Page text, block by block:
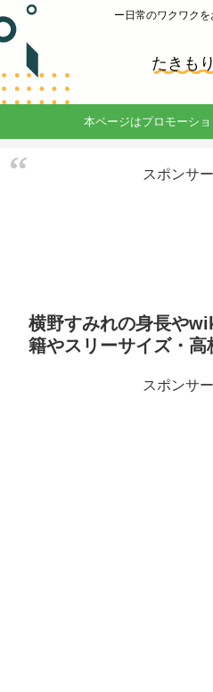
ー日常のワクワク
たきも
本ページはプロモーショ
スポンサ
横野すみれの身長や
籍やスリーサイズ・高
スポンサ